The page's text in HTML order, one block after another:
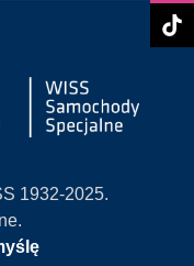
1932-2025.